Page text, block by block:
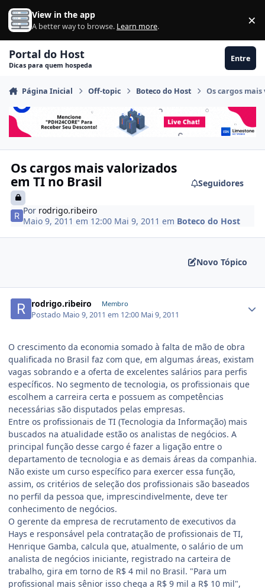
Ir para conteúdo
View in the app
A better way to browse. Learn more. ×
Portal do Host
Dicas para quem hospeda
Entre
Página Inicial Off-topic Boteco do Host Os cargos
Os cargos mais valorizados
em TI no Brasil
Seguidores
Por rodrigo.ribeiro
Maio 9, 2011 em 12:00 Mai 9, 2011 em Boteco do Host
Novo Tópico
rodrigo.ribeiro Membro
Postado Maio 9, 2011 em 12:00 Mai 9, 2011
O crescimento da economia somado à falta de mão de obra
qualificada no Brasil faz com que, em algumas áreas, existam
vagas sobrando e a oferta de excelentes salários para perfis
específicos. No segmento de tecnologia, os profissionais que
escolhem a carreira certa e possuem as competências
necessárias são disputados pelas empresas.
Entre os profissionais de TI (Tecnologia da Informação) mais
buscados na atualidade estão os analistas de negócios. A
principal função desse cargo é fazer a ligação entre o
departamento de tecnologia e as demais áreas da companhia.
Não existe um curso específico para exercer essa função,
assim, os critérios de seleção dos profissionais são baseados
no perfil da pessoa que, imprescindivelmente, deve ter
conhecimento de negócios.
O gerente da empresa de recrutamento de executivos da
Hays e responsável pela contratação de profissionais de TI,
Henrique Gamba, calcula que, atualmente, o salário de um
analista de negócios iniciante, registrado na carteira de
trabalho, gira em torno de R$ 4 mil no Brasil. "Para um
profissional mais sênior isso chega a R$ 9 mil a R$ 10 mil",